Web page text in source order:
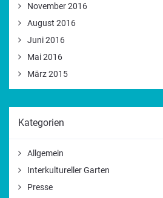
November 2016
August 2016
Juni 2016
Mai 2016
März 2015
Kategorien
Allgemein
Interkultureller Garten
Presse